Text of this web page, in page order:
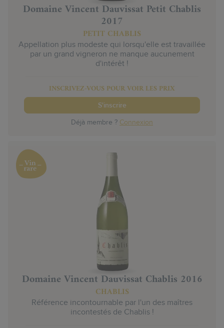
Domaine Vincent Dauvissat Petit Chablis
2017
PETIT CHABLIS
Appellation plus modeste qui lorsqu'elle est travaillée
par un grand vigneron ne manque aucunement
d'intérêt !
INSCRIVEZ-VOUS POUR VOIR LES PRIX
S'inscrire
Déjà membre ? Connexion
Domaine Vincent Dauvissat Chablis 2016
CHABLIS
Référence incontournable par l'un des maîtres
incontestés de Chablis !